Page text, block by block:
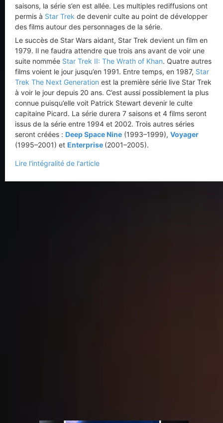
saisons, la série s’en est allée. Les multiples rediffusions ont
permis à Star Trek de devenir culte au point de développer
des films autour des personnages de la série.
Le succès de Star Wars aidant, Star Trek devient un film en
1979. Il ne faudra attendre que trois ans avant de voir une
suite nommée Star Trek II: The Wrath of Khan. Quatre autres
films voient le jour jusqu’en 1991. Entre temps, en 1987, Star
Trek The Next Generation est la première série live Star Trek
à voir le jour depuis 20 ans. C’est aussi possiblement la plus
connue puisqu’elle voit Patrick Stewart devenir le culte
capitaine Picard. La série durera 7 saisons et 4 films seront
issus de la série entre 1994 et 2002. Trois autres séries
seront créées : Deep Space Nine (1993–1999), Voyager
(1995–2001) et Enterprise (2001–2005).
Lire l'intégralité de l'article